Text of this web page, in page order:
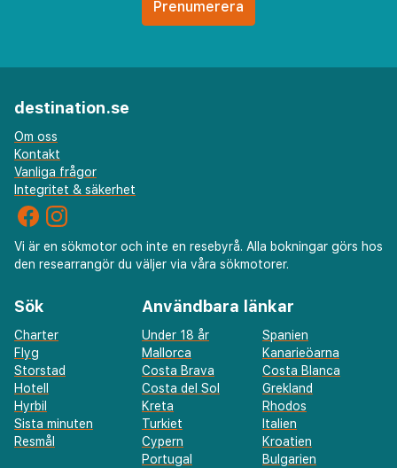
destination.se
Om oss
Kontakt
Vanliga frågor
Integritet & säkerhet
Vi är en sökmotor och inte en resebyrå. Alla bokningar görs hos
den researrangör du väljer via våra sökmotorer.
Sök
Charter
Flyg
Storstad
Hotell
Hyrbil
Sista minuten
Resmål
Användbara länkar
Under 18 år
Spanien
Mallorca
Kanarieöarna
Costa Brava
Costa Blanca
Costa del Sol
Grekland
Kreta
Rhodos
Turkiet
Italien
Cypern
Kroatien
Portugal
Bulgarien